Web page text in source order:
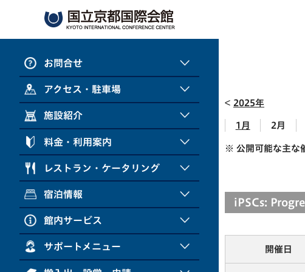
お問合せ
アクセス・駐車場
施設紹介
料金・利用案内
レストラン・ケータリング
宿泊情報
館内サービス
サポートメニュー
2025年
1月 2月
※ 公開可能な主な
iPSCs:
開催日